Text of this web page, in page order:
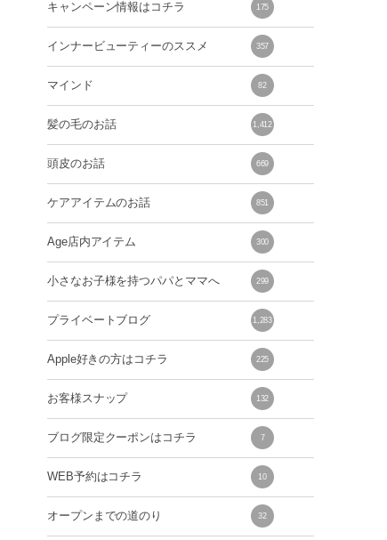
キャンペーン情報はコチラ 175
インナービューティーのススメ 357
マインド 82
髪の毛のお話 1,412
頭皮のお話 669
ケアアイテムのお話 851
Age店内アイテム 300
小さなお子様を持つパパとママへ 299
プライベートブログ 1,283
Apple好きの方はコチラ 225
お客様スナップ 132
ブログ限定クーポンはコチラ 7
WEB予約はコチラ 10
オープンまでの道のり 32